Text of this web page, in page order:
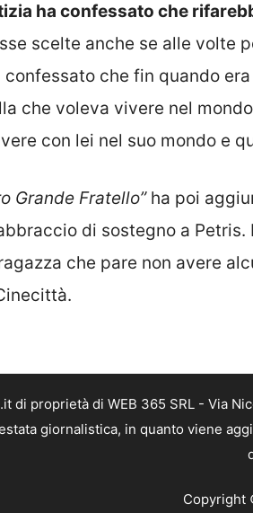
ha confessato che
scelte anche se alle volte
che fin quando
che voleva vivere nel
con lei nel suo mondo e
Grande Fratello”ha poi
di sostegno a
che pare non avere
di proprietà di WEB 365 SRL - Via
giornalistica, in quanto viene
Copyright